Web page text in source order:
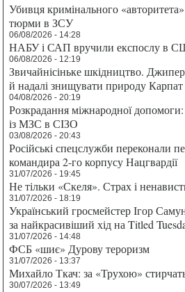
Убивця кримінального
тюрми в ЗСУ
06/08/2026 - 14:28
НАБУ і САП вручили експослу в
06/08/2026 - 12:19
Звичайнісіньке шкідництво.
й надалі знищувати природу Карпат
04/08/2026 - 20:19
Розкрадання міжнародної
із МЗС в СІЗО
03/08/2026 - 20:43
Російські спецслужби переконали
командира 2-го корпусу Нацгвардії
31/07/2026 - 19:45
Не тільки «Скеля». Страх і
31/07/2026 - 18:19
Український гросмейстер Ігор
за найкрасивіший хід на Titled
31/07/2026 - 14:48
ФСБ «шиє» Дурову тероризм
31/07/2026 - 13:37
Михайло Ткач: за «Трухою»
30/07/2026 - 13:49